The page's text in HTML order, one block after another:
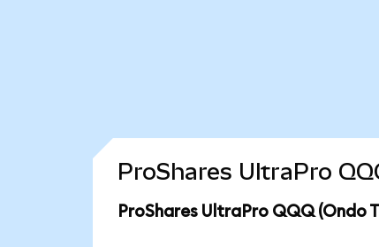
ProShares UltraPro
ProShares UltraPro QQQ (Ondo